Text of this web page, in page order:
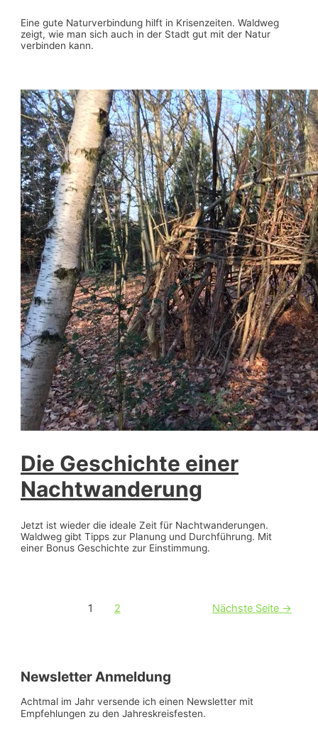
Eine gute Naturverbindung hilft in Krisenzeiten. Waldweg
zeigt, wie man sich auch in der Stadt gut mit der Natur
verbinden kann.
Die Geschichte einer
Nachtwanderung
Jetzt ist wieder die ideale Zeit für Nachtwanderungen.
Waldweg gibt Tipps zur Planung und Durchführung. Mit
einer Bonus Geschichte zur Einstimmung.
Beitragsnavigation1 2 Nächste Seite →
Newsletter Anmeldung
Achtmal im Jahr versende ich einen Newsletter mit
Empfehlungen zu den Jahreskreisfesten.